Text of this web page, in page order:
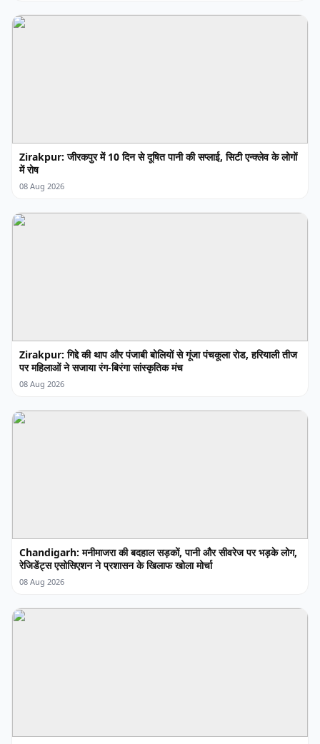
Zirakpur: जीरकपुर में 10 दिन से दूषित पानी की सप्लाई, सिटी एन्क्लेव के लोगों
में रोष
08 Aug 2026
Zirakpur: गिद्दे की थाप और पंजाबी बोलियों से गूंजा पंचकूला रोड, हरियाली तीज
पर महिलाओं ने सजाया रंग-बिरंगा सांस्कृतिक मंच
08 Aug 2026
Chandigarh: मनीमाजरा की बदहाल सड़कों, पानी और सीवरेज पर भड़के लोग,
रेजिडेंट्स एसोसिएशन ने प्रशासन के खिलाफ खोला मोर्चा
08 Aug 2026